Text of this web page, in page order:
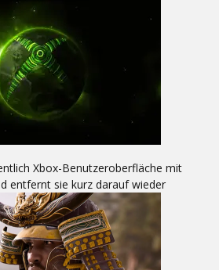
Xbox-Benutzeroberfläche mit
entfernt sie kurz darauf wieder